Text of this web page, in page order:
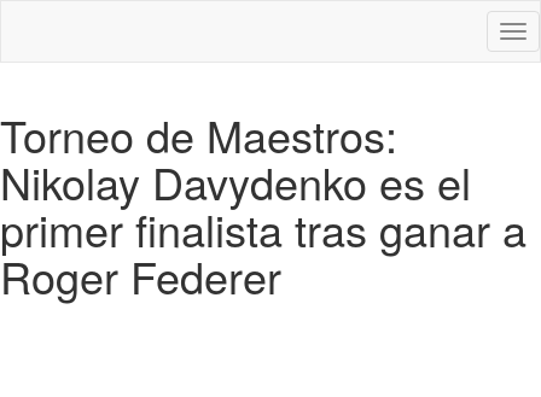
Torneo de Maestros:
Nikolay Davydenko es el
primer finalista tras ganar a
Roger Federer